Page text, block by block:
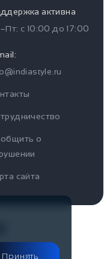
Принять
активна
с 10:00 до 17:00
о
сайта
оферта